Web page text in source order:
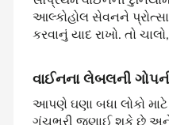
આલ્કોહોલ સેવનને
કરવાનું યાદ રાખો. તો
વાઈનના લેબલની
આપણે ઘણા બધા લોકો
ગૂંચભરી જણાઈ શકે છે અને